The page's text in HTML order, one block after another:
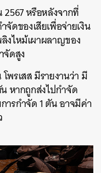
หรือหลังจากที่
ดของเสียเพื่อจ่ายเงิน
งไหม้เผาผลาญของ
จัดสูง
พรเสส มีรายงานว่า มี
หากถูกส่งไปกำจัด
ารกำจัด 1 ตัน อาจมีค่า